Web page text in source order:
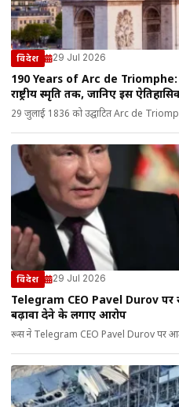
विदेश 29 Jul 2026
190 Years of Arc de Triomphe:
राष्ट्रीय स्मृति तक, जानिए इस
29 जुलाई 1836 को उद्घाटित Arc de
विदेश 29 Jul 2026
Telegram CEO Pavel Durov
बढ़ावा देने के लगाए आरोप
रूस ने Telegram CEO Pavel Durov पर